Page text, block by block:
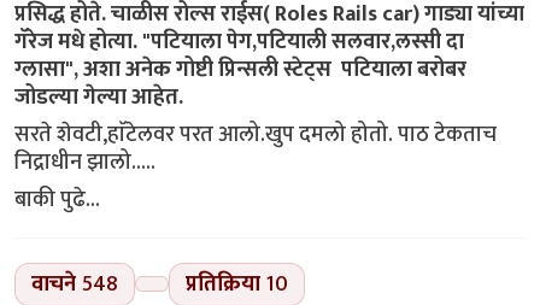
प्रसिद्ध होते. चाळीस रोल्स राईस( Roles Rails car) गाड्या यांच्या
गॅरेज मधे होत्या. "पटियाला पेग,पटियाली सलवार,लस्सी दा
ग्लासा", अशा अनेक गोष्टी प्रिन्सली स्टेट्स पटियाला बरोबर
जोडल्या गेल्या आहेत.
सरते शेवटी,हाॅटेलवर परत आलो.खुप दमलो होतो. पाठ टेकताच
निद्राधीन झालो.....
बाकी पुढे...
वाचने548 प्रतिक्रिया10